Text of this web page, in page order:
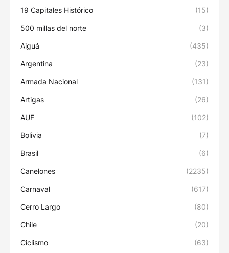
19 Capitales Histórico (15)
500 millas del norte (3)
Aiguá (435)
Argentina (23)
Armada Nacional (131)
Artigas (26)
AUF (102)
Bolivia (7)
Brasil (6)
Canelones (2235)
Carnaval (617)
Cerro Largo (80)
Chile (20)
Ciclismo (63)